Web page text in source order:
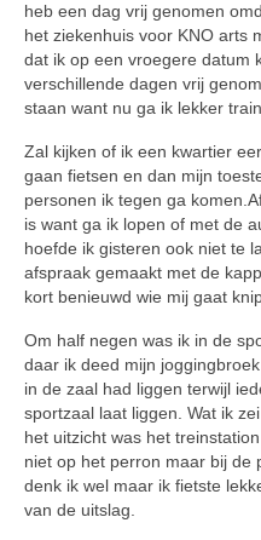
heb een dag vrij genomen
het ziekenhuis voor KNO arts
dat ik op een vroegere datum
verschillende dagen vrij
staan want nu ga ik lekker
Zal kijken of ik een kwartier
gaan fietsen en dan mijn
personen ik tegen ga
is want ga ik lopen of met de
hoefde ik gisteren ook niet te
afspraak gemaakt met de
kort benieuwd wie mij gaat
Om half negen was ik in de
daar ik deed mijn
in de zaal had liggen terwijl
sportzaal laat liggen. Wat ik
het uitzicht was het
niet op het perron maar bij de
denk ik wel maar ik fietste
van de uitslag.